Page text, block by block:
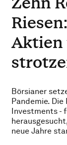
Aktien
Börsianer
Pandemie.
Investments -
neue Jahre